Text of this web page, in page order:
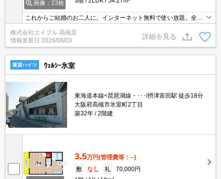
画像：23枚
これからご結婚のお二人に。インターネット無料で使い放題。全戸
角部屋。保証委託料（賃料総額に対し、初回額50％、月額2％）。
初期費用・家賃カード払い可。
株式会社エイブル 高槻店
情報更新日 2026/08/03
詳細を見る
賃貸ハイツ ｳｪﾙｼｰ氷室
東海道本線<琵琶湖線・･･･/摂津富田駅 徒歩18分
大阪府高槻市氷室町2丁目
築32年
2階建
3.5万円(管理費等：--)
敷
なし 礼
70,000円